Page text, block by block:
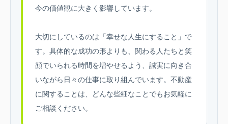
今の価値観に大きく影響しています。
大切にしているのは「幸せな人生にすること」で
す。具体的な成功の形よりも、関わる人たちと笑
顔でいられる時間を増やせるよう、誠実に向き合
いながら日々の仕事に取り組んでいます。不動産
に関することは、どんな些細なことでもお気軽に
ご相談ください。